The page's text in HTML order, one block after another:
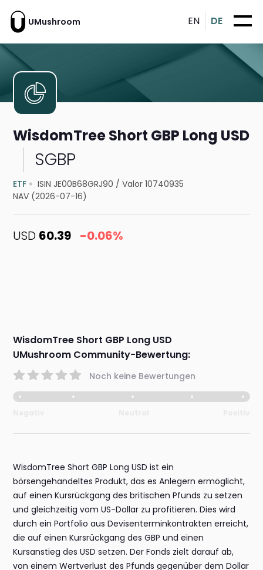
UMushroom EN DE
WisdomTree Short GBP Long USD
SGBP
ETF ISIN JE00B68GRJ90 /Valor 10740935
NAV (2026-07-16)
USD 60.39 -0.06%
WisdomTree Short GBP Long USD
UMushroom Community-Bewertung:
Noch keine Bewertungen
WisdomTree Short GBP Long USD ist ein
börsengehandeltes Produkt, das es Anlegern ermöglicht,
auf einen Kursrückgang des britischen Pfunds zu setzen
und gleichzeitig vom US-Dollar zu profitieren. Dies wird
durch ein Portfolio aus Devisenterminkontrakten erreicht,
die auf einen Kursrückgang des GBP und einen
Kursanstieg des USD setzen. Der Fonds zielt darauf ab,
von einem Wertverlust des Pfunds gegenüber dem Dollar